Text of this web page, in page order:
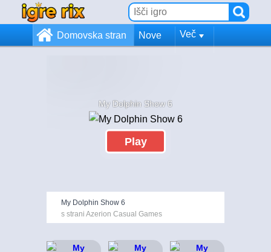
Domovska stran Nove Več
My Dolphin Show 6
Play
My Dolphin Show 6
s strani Azerion Casual Games